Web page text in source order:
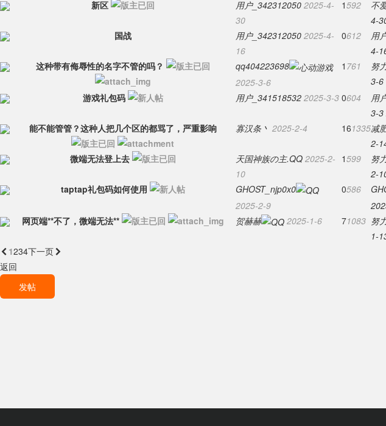
新区
用户_342312050 2025-4-
30
1592 不
4-
国战
用户_342312050 2025-4-
16
0612 用
4-
这种带有侮辱性的名字不管的吗？
qq404223698
2025-3-6
1 761 努
3-6
游戏礼包码
用户_341518532 2025-3-3 0604 用
3-3
能不能管管？这种人把几个区的都骂了，严重影响
寡汉条丶 2025-2-4 161335减
2-
微端无法登上去
天国神族の主.QQ 2025-2-
10
1599 努
2-
taptap礼包码如何使用
GHOST_njp0x0
2025-2-9
0586
网页端**不了，微端无法**
贺赫赫 2025-1-6 71083 努
1-
 1234下一页
返回
发帖